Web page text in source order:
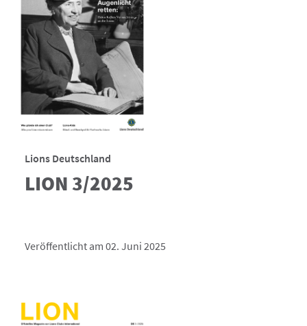
Lions Deutschland
LION 3/2025
Veröffentlicht am 02. Juni 2025